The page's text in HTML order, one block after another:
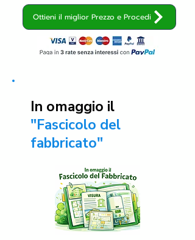
Ottieni il miglior Prezzo e Procedi
In omaggio il
"Fascicolo del
fabbricato"